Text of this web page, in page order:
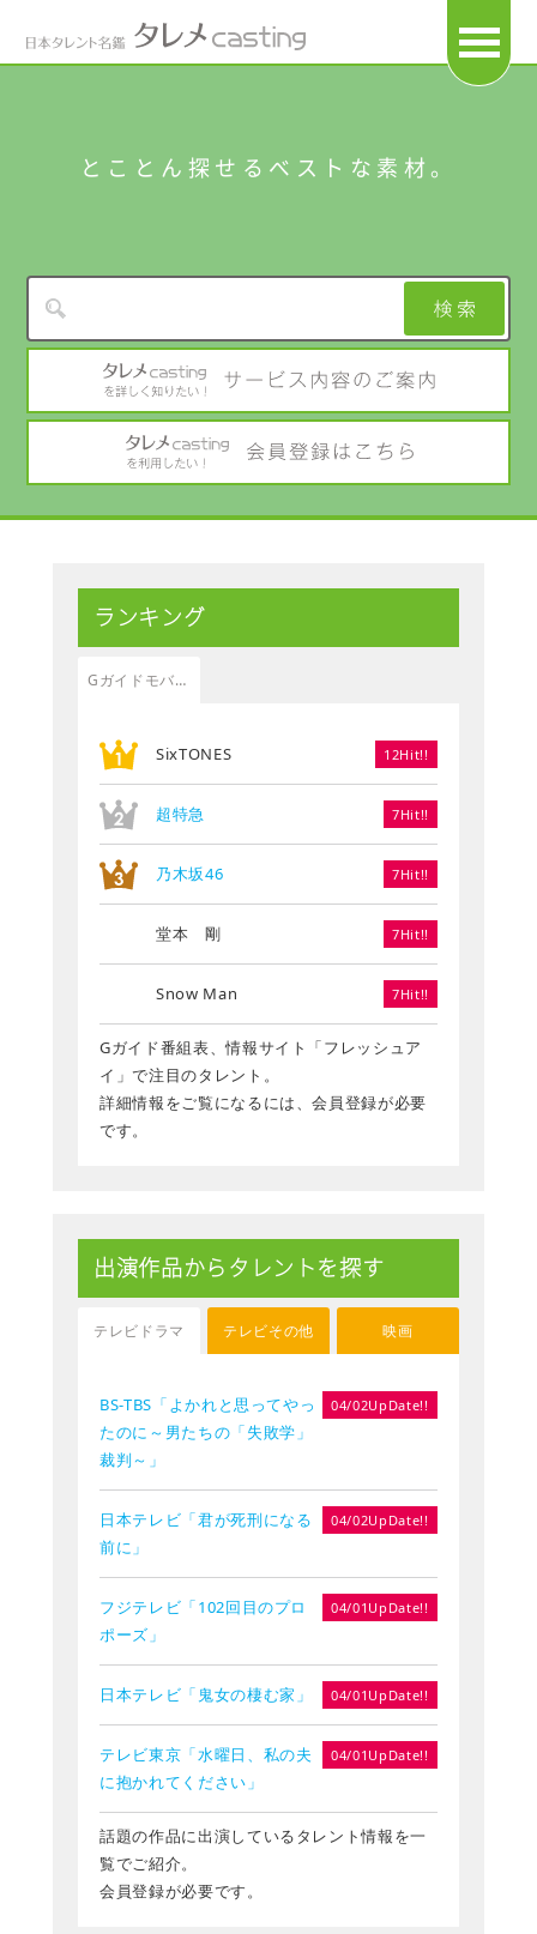
とことん探せるベストな素材。
ランキング
Gガイドモバイル
SixTONES 12Hit!!
超特急 7Hit!!
乃木坂46 7Hit!!
堂本 剛 7Hit!!
Snow Man 7Hit!!
Gガイド番組表、情報サイト「フレッシュア
イ」で注目のタレント。
詳細情報をご覧になるには、会員登録が必要
です。
出演作品からタレントを探す
テレビドラマ テレビその他 映画
BS-TBS「よかれと思ってやっ
たのに～男たちの「失敗学」
裁判～」
04/02UpDate!!
日本テレビ「君が死刑になる
前に」
04/02UpDate!!
フジテレビ「102回目のプロ
ポーズ」
04/01UpDate!!
日本テレビ「鬼女の棲む家」 04/01UpDate!!
テレビ東京「水曜日、私の夫
に抱かれてください」
04/01UpDate!!
話題の作品に出演しているタレント情報を一
覧でご紹介。
会員登録が必要です。